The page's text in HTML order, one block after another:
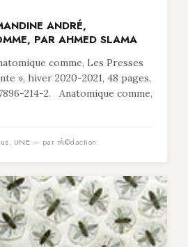
ANDRÉ,
PAR AHMED SLAMA
comme, Les Presses
», hiver 2020-2021, 48 pages,
214-2. Anatomique comme,
, UNE — par rÃ©daction